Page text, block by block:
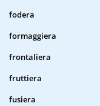
fodera
formaggiera
frontaliera
fruttiera
fusiera